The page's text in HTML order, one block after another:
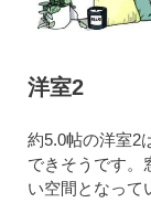
洋室2
約5.0帖の洋室2
できそうです。
い空間となって